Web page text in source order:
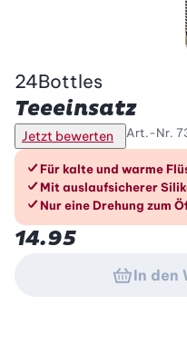
24Bottles
Teeeinsatz
Jetzt bewerten Art.-Nr.
Die Vorteile
Für kalte und warme
Mit auslaufsicherer
Nur eine Drehung zum
14.95
In den